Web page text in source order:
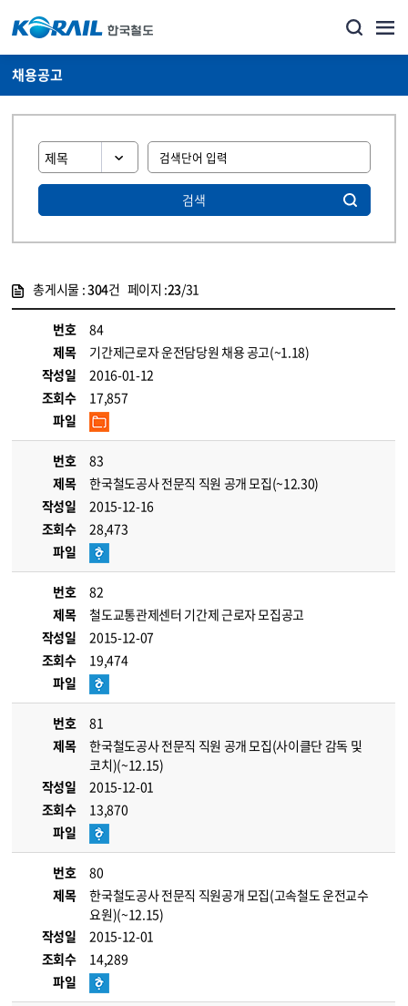
채용공고
검색
총게시물 :304건 페이지 :23/31
번호
84
제목
기간제근로자 운전담당원 채용 공고(~1.18)
작성일
2016-01-12
조회수
17,857
파일
번호
83
제목
한국철도공사 전문직 직원 공개 모집(~12.30)
작성일
2015-12-16
조회수
28,473
파일
번호
82
제목
철도교통관제센터 기간제 근로자 모집공고
작성일
2015-12-07
조회수
19,474
파일
번호
81
제목
한국철도공사 전문직 직원 공개 모집(사이클단 감독 및
코치)(~12.15)
작성일
2015-12-01
조회수
13,870
파일
번호
80
제목
한국철도공사 전문직 직원공개 모집(고속철도 운전교수
요원)(~12.15)
작성일
2015-12-01
조회수
14,289
파일